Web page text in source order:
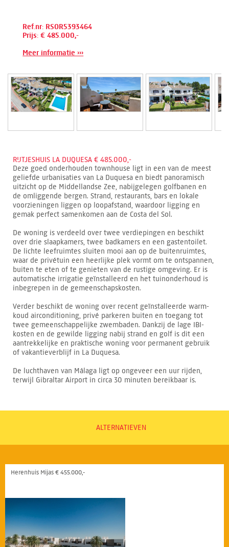
Ref.nr: RSOR5393464
Prijs: € 485.000,-
Meer informatie ›››
RIJTJESHUIS LA DUQUESA € 485.000,-
Deze goed onderhouden townhouse ligt in een van de meest
geliefde urbanisaties van La Duquesa en biedt panoramisch
uitzicht op de Middellandse Zee, nabijgelegen golfbanen en
de omliggende bergen. Strand, restaurants, bars en lokale
voorzieningen liggen op loopafstand, waardoor ligging en
gemak perfect samenkomen aan de Costa del Sol.
De woning is verdeeld over twee verdiepingen en beschikt
over drie slaapkamers, twee badkamers en een gastentoilet.
De lichte leefruimtes sluiten mooi aan op de buitenruimtes,
waar de privétuin een heerlijke plek vormt om te ontspannen,
buiten te eten of te genieten van de rustige omgeving. Er is
automatische irrigatie geïnstalleerd en het tuinonderhoud is
inbegrepen in de gemeenschapskosten.
Verder beschikt de woning over recent geïnstalleerde warm-
koud airconditioning, privé parkeren buiten en toegang tot
twee gemeenschappelijke zwembaden. Dankzij de lage IBI-
kosten en de gewilde ligging nabij strand en golf is dit een
aantrekkelijke en praktische woning voor permanent gebruik
of vakantieverblijf in La Duquesa.
De luchthaven van Málaga ligt op ongeveer een uur rijden,
terwijl Gibraltar Airport in circa 30 minuten bereikbaar is.
ALTERNATIEVEN
Herenhuis Mijas € 455.000,-